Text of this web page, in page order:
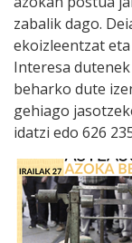
zabalik dago.
ekoizleentzat
Interesa
beharko dute
gehiago
idatzi edo 626